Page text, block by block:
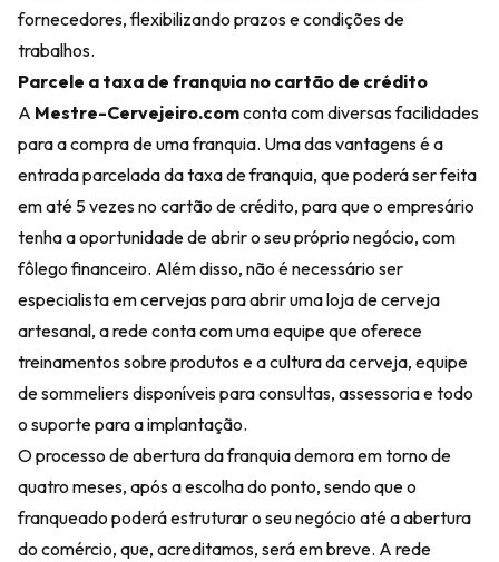
fornecedores, flexibilizando prazos e condições de
trabalhos.
Parcele a taxa de franquia no cartão de crédito
A Mestre-Cervejeiro.comconta com diversas facilidades
para a compra de uma franquia. Uma das vantagens é a
entrada parcelada da taxa de franquia, que poderá ser feita
em até 5 vezes no cartão de crédito, para que o empresário
tenha a oportunidade de abrir o seu próprio negócio, com
fôlego financeiro. Além disso, não é necessário ser
especialista em cervejas para abrir uma loja de cerveja
artesanal, a rede conta com uma equipe que oferece
treinamentos sobre produtos e a cultura da cerveja, equipe
de sommeliers disponíveis para consultas, assessoria e todo
o suporte para a implantação.
O processo de abertura da franquia demora em torno de
quatro meses, após a escolha do ponto, sendo que o
franqueado poderá estruturar o seu negócio até a abertura
do comércio, que, acreditamos, será em breve. A rede